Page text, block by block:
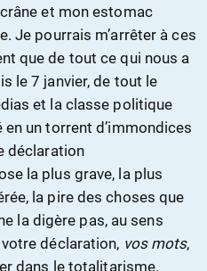
et mon estomac
Je pourrais m’arrêter à ces
que de tout ce qui nous a
le 7 janvier, de tout le
et la classe politique
un torrent d’immondices
déclaration
la plus grave, la plus
la pire des choses que
la digère pas, au sens
déclaration, vos mots,
dans le totalitarisme.